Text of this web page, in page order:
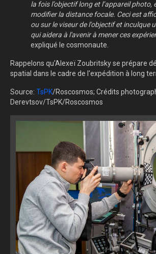
la fois l’objectif long et l’appareil photo,
modifier la distance focale. Ceci est
ou sur le viseur de l'objectif et inculque
qui aidera à l'avenir à mener ces
expliqué le cosmonaute.
Rappelons qu'Alexeï Zoubritsky se prépare
spatial dans le cadre de l'expédition à long
Source: TsPK/Roscosmos; Crédits
Derevtsov/TsPK/Roscosmos